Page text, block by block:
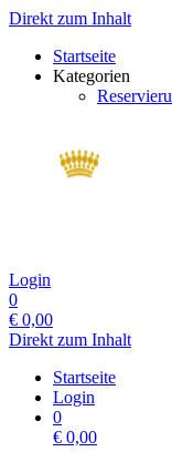
Direkt zum Inhalt
Startseite
Kategorien
Login
0
€ 0,00
Direkt zum Inhalt
Startseite
Login
0
€ 0,00